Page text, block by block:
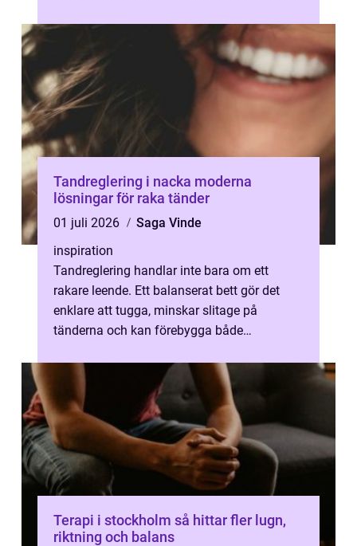
Tandreglering i nacka moderna
lösningar för raka tänder
01 juli 2026
Saga Vinde
inspiration
Tandreglering handlar inte bara om ett
rakare leende. Ett balanserat bett gör det
enklare att tugga, minskar slitage på
tänderna och kan förebygga både
allt fl...
Terapi i stockholm så hittar fler lugn,
riktning och balans